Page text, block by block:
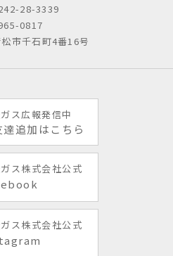
28-3339
0817
市千石町4番16号
ス広報発信中
達追加はこちら
ス株式会社公式
ス株式会社公式